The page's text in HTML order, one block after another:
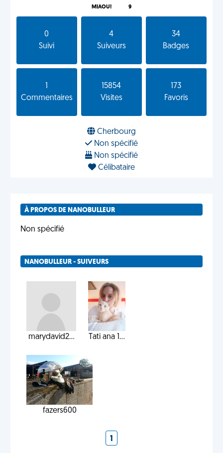
MIAOU! 9
0
Suivi
4
Suiveurs
34
Badges
Commentaires
15854
Visites
173
Favoris
Cherbourg
Non spécifié
Non spécifié
Célibataire
À PROPOS DE NANOBULLEUR
Non spécifié
NANOBULLEUR - SUIVEURS
marydavid2... Tati ana 1...
fazers600
1